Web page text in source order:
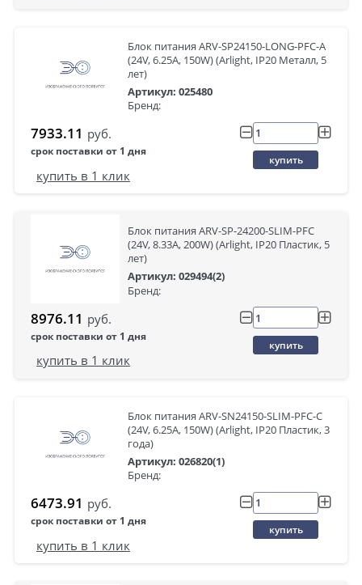
Блок питания ARV-SP24150-LONG-PFC-A
(24V, 6.25A, 150W) (Arlight, IP20 Металл, 5
лет)
Артикул: 025480
Бренд:
7933.11 руб.
срок поставки от 1 дня
купить
купить в 1 клик
Блок питания ARV-SP-24200-SLIM-PFC
(24V, 8.33A, 200W) (Arlight, IP20 Пластик, 5
лет)
Артикул: 029494(2)
Бренд:
8976.11 руб.
срок поставки от 1 дня
купить
купить в 1 клик
Блок питания ARV-SN24150-SLIM-PFC-C
(24V, 6.25A, 150W) (Arlight, IP20 Пластик, 3
года)
Артикул: 026820(1)
Бренд:
6473.91 руб.
срок поставки от 1 дня
купить
купить в 1 клик